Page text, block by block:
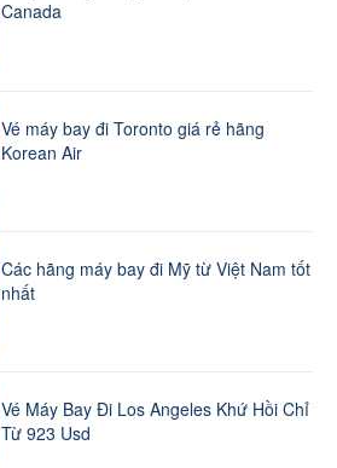
Canada
Vé máy bay đi Toronto giá rẻ hãng
Korean Air
Các hãng máy bay đi Mỹ từ Việt Nam tốt
nhất
Vé Máy Bay Đi Los Angeles Khứ Hồi Chỉ
Từ 923 Usd